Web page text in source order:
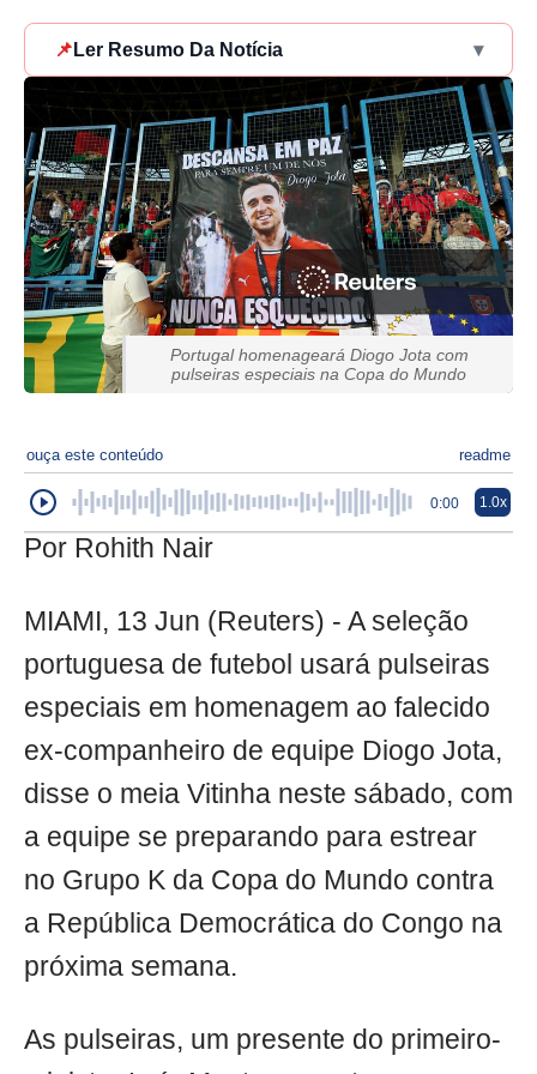
📌 Ler Resumo Da Notícia ▾
Portugal homenageará Diogo Jota com
pulseiras especiais na Copa do Mundo
ouça este conteúdo readme
0:00 1.0x
Por Rohith Nair
MIAMI, 13 Jun (Reuters) - A seleção
portuguesa de futebol usará pulseiras
especiais em homenagem ao falecido
ex-companheiro de equipe Diogo Jota,
disse o meia Vitinha neste sábado, com
a equipe se preparando para estrear
no Grupo K da Copa do Mundo contra
a República Democrática do Congo na
próxima semana.
As pulseiras, um presente do primeiro-